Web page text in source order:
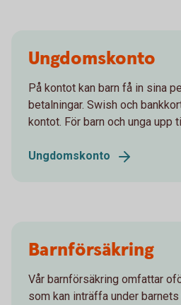
Ungdomskonto
På kontot kan barn få in sina
betalningar. Swish och
kontot. För barn och unga upp
Ungdomskonto
Barnförsäkring
Vår barnförsäkring omfattar
som kan inträffa under